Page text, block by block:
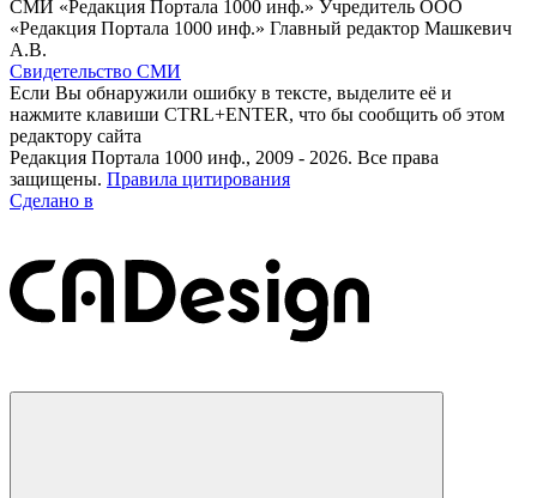
СМИ «Редакция Портала 1000 инф.» Учредитель ООО
«Редакция Портала 1000 инф.» Главный редактор Машкевич
А.В.
Свидетельство СМИ
Если Вы обнаружили ошибку в тексте, выделите её и
нажмите клавиши CTRL+ENTER, что бы сообщить об этом
редактору сайта
Редакция Портала 1000 инф., 2009 - 2026. Все права
защищены. Правила цитирования
Сделано в